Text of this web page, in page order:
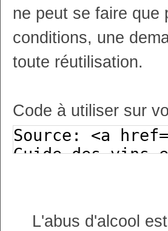
ne peut se faire que
conditions, une
toute réutilisation.
Code à utiliser sur
L'abus d'alcool